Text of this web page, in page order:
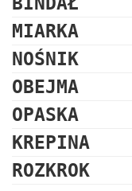
MIARKA
NOŚNIK
OBEJMA
OPASKA
KREPINA
ROZKROK